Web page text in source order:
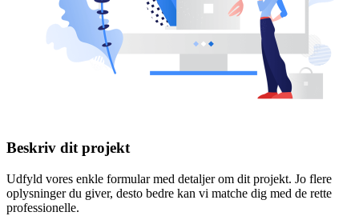
Beskriv dit projekt
Udfyld vores enkle formular med detaljer om dit projekt. Jo flere
oplysninger du giver, desto bedre kan vi matche dig med de rette
professionelle.